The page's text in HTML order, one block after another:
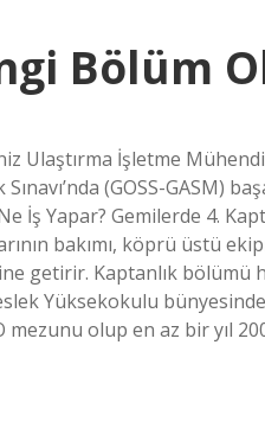
Bölüm
Ulaştırma İşletme
(GOSS-GASM)
İş Yapar? Gemilerde 4.
bakımı, köprü üstü
getirir. Kaptanlık bölümü
Yüksekokulu
olup en az bir yıl